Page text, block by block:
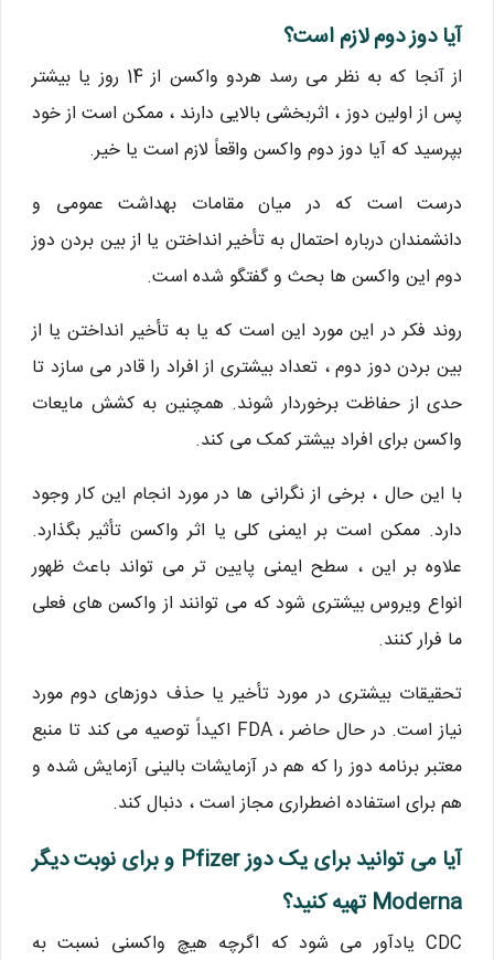
آیا دوز دوم لازم است؟
از آنجا که به نظر می رسد هردو واکسن از 14 روز یا بیشتر
پس از اولین دوز ، اثربخشی بالایی دارند ، ممکن است از خود
بپرسید که آیا دوز دوم واکسن واقعاً لازم است یا خیر.
درست است که در میان مقامات بهداشت عمومی و
دانشمندان درباره احتمال به تأخیر انداختن یا از بین بردن دوز
دوم این واکسن ها بحث و گفتگو شده است.
روند فکر در این مورد این است که یا به تأخیر انداختن یا از
بین بردن دوز دوم ، تعداد بیشتری از افراد را قادر می سازد تا
حدی از حفاظت برخوردار شوند. همچنین به کشش مایعات
واکسن برای افراد بیشتر کمک می کند.
با این حال ، برخی از نگرانی ها در مورد انجام این کار وجود
دارد. ممکن است بر ایمنی کلی یا اثر واکسن تأثیر بگذارد.
علاوه بر این ، سطح ایمنی پایین تر می تواند باعث ظهور
انواع ویروس بیشتری شود که می توانند از واکسن های فعلی
ما فرار کنند.
تحقیقات بیشتری در مورد تأخیر یا حذف دوزهای دوم مورد
نیاز است. در حال حاضر ، FDA اکیداً توصیه می کند تا منبع
معتبر برنامه دوز را که هم در آزمایشات بالینی آزمایش شده و
هم برای استفاده اضطراری مجاز است ، دنبال کند.
آیا می توانید برای یک دوز Pfizer و برای نوبت دیگر
Moderna تهیه کنید؟
CDC یادآور می شود که اگرچه هیچ واکسنی نسبت به